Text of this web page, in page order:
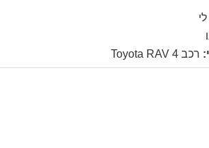
contents
רכב Toyota RAV 4